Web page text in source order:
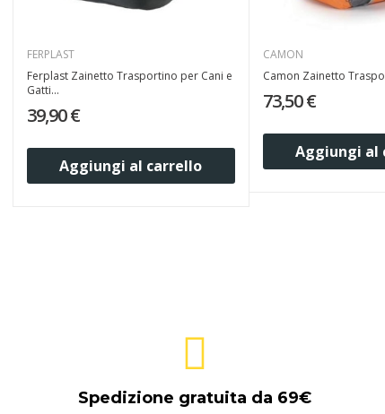
FERPLAST
Ferplast Zainetto Trasportino per Cani e
Gatti...
39,90 €
Aggiungi al carrello
CAMON
Camon Zainetto
73,50 €
Aggiungi al
Spedizione gratuita da 69€